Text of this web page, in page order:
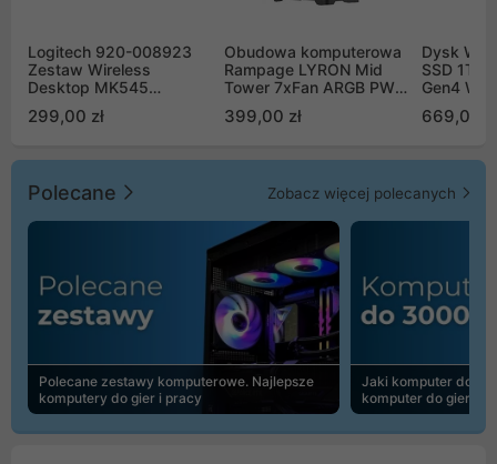
Logitech 920-008923
Zestaw Wireless
Desktop MK545
299,00 zł
Obudowa komputerowa
Rampage LYRON Mid
Tower 7xFan ARGB PWM
399,00 zł
Dysk WD
SSD 1TB
Gen4
669,00
Polecane Zobacz więcej polecanych
Polecane zestawy komputerowe. Najlepsze
komputery do gier i pracy
Jaki komputer do
komputer do gier |